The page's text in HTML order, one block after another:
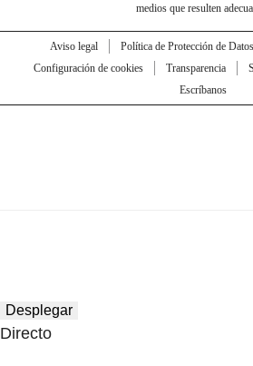
medios que resulten
Aviso legal Política de Protección de Datos
Configuración de cookies
Transparencia
Escríbanos
Desplegar
Directo